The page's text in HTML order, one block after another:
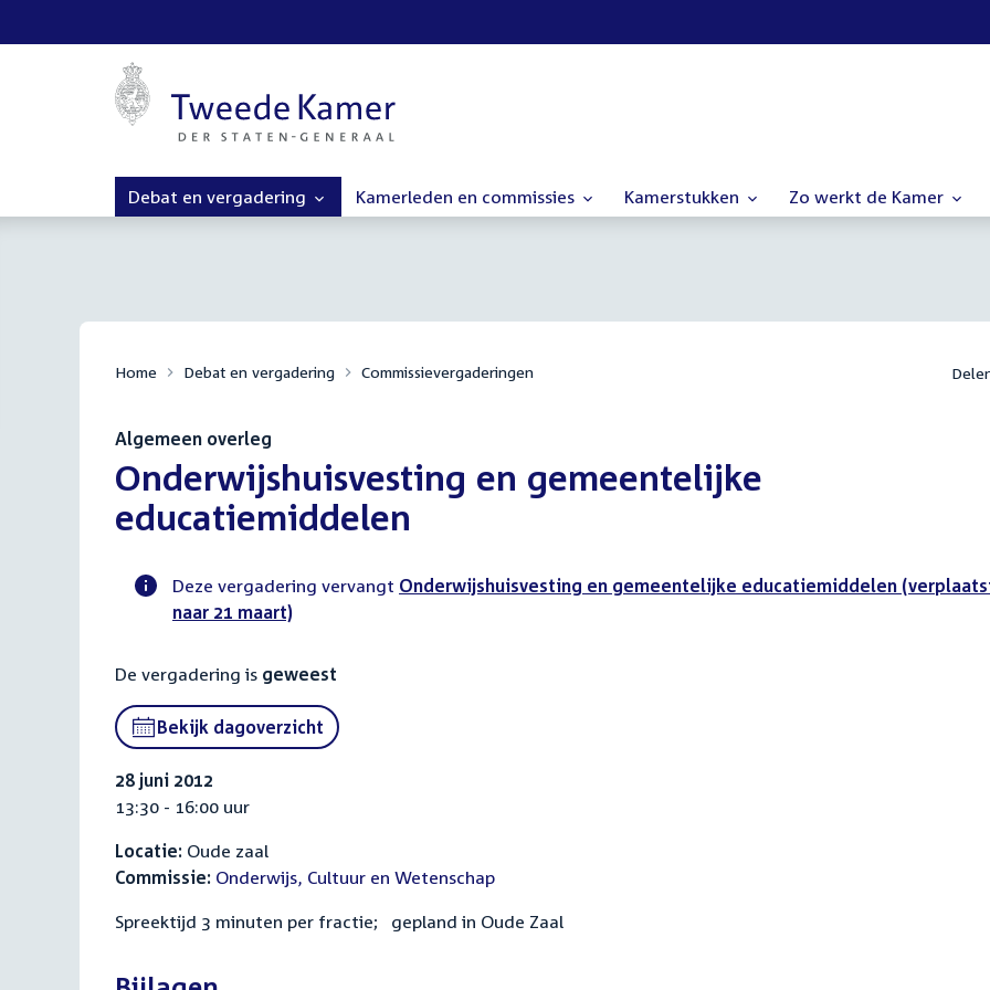
Debat en vergadering Kamerleden en commissies Kamerstukken Zo werkt de Kamer
Home Debat en vergadering Commissievergaderingen
Algemeen overleg
:Onderwijshuisvesting en gemeentelijke
educatiemiddelen
Voortgangsstatus
activiteit
Deze vergadering vervangt Onderwijshuisvesting en gemeentelijke educatiemiddelen
naar 21 maart)
De vergadering is geweest
Bekijk dagoverzicht
28 juni 2012
13:30 - 16:00 uur
Locatie: Oude zaal
Commissie: Onderwijs, Cultuur en Wetenschap
Spreektijd 3 minuten per fractie; gepland in Oude Zaal